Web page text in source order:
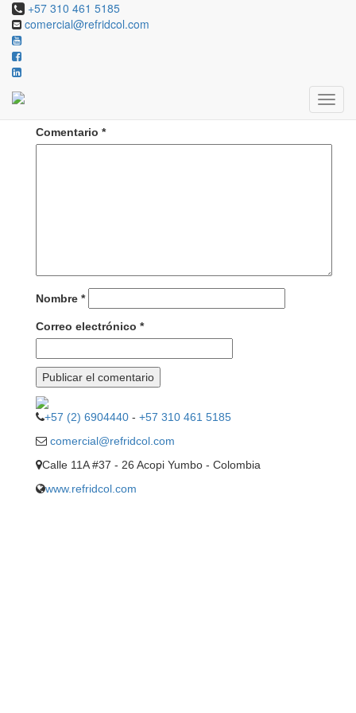
+57 310 461 5185
comercial@refridcol.com
Comentario *
Nombre *
Correo electrónico *
+57 (2) 6904440 - +57 310 461 5185
comercial@refridcol.com
Calle 11A #37 - 26 Acopi Yumbo - Colombia
www.refridcol.com